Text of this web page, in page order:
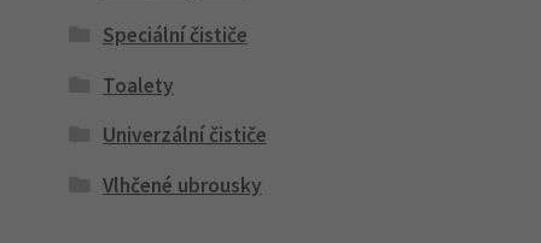
Speciální čističe
Toalety
Univerzální čističe
Vlhčené ubrousky